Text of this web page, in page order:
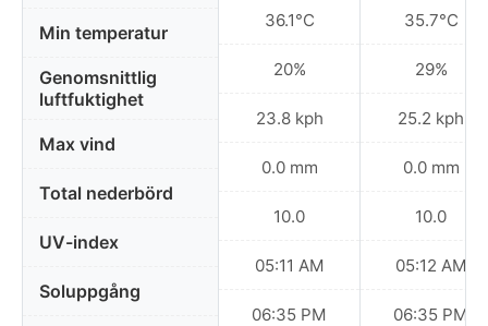
Min temperatur
Genomsnittlig
luftfuktighet
Max vind
Total nederbörd
UV-index
Soluppgång
36.1°C
20%
23.8 kph
0.0 mm
10.0
05:11 AM
06:35 PM
35.7°C
29%
25.2 kph
0.0 mm
10.0
05:12 AM
06:35 PM